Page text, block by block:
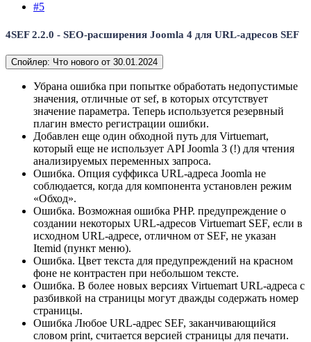
#5
4SEF 2.2.0 - SEO-расширения Joomla 4 для URL-адресов SEF
Спойлер: Что нового от 30.01.2024
Убрана ошибка при попытке обработать недопустимые
значения, отличные от sef, в которых отсутствует
значение параметра. Теперь используется резервный
плагин вместо регистрации ошибки.
Добавлен еще один обходной путь для Virtuemart,
который еще не использует API Joomla 3 (!) для чтения
анализируемых переменных запроса.
Ошибка. Опция суффикса URL-адреса Joomla не
соблюдается, когда для компонента установлен режим
«Обход».
Ошибка. Возможная ошибка PHP. предупреждение о
создании некоторых URL-адресов Virtuemart SEF, если в
исходном URL-адресе, отличном от SEF, не указан
Itemid (пункт меню).
Ошибка. Цвет текста для предупреждений на красном
фоне не контрастен при небольшом тексте.
Ошибка. В более новых версиях Virtuemart URL-адреса с
разбивкой на страницы могут дважды содержать номер
страницы.
Ошибка Любое URL-адрес SEF, заканчивающийся
словом print, считается версией страницы для печати.